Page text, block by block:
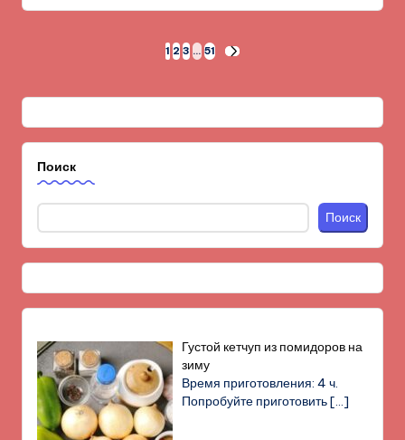
записей
1 2 3 … 51
СЛЕД.
Поиск
Поиск
Густой кетчуп из помидоров на
зиму
Время приготовления: 4 ч.
Попробуйте приготовить[…]